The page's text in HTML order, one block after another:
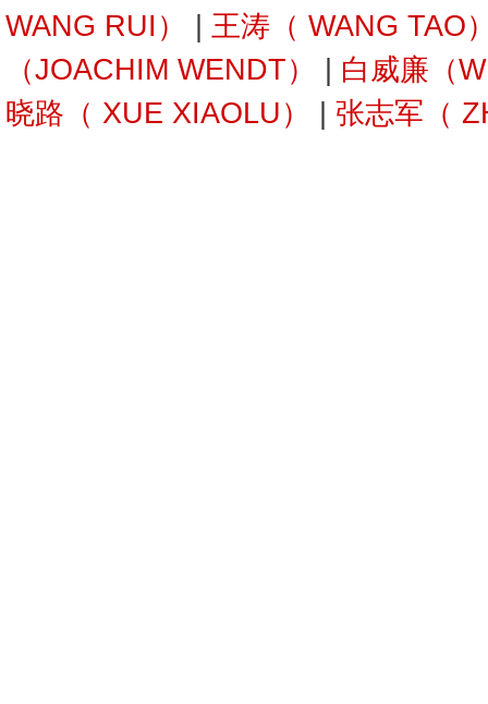
WANG RUI）
王涛（ WANG TAO
（JOACHIM WENDT）
白威廉（
晓路（ XUE XIAOLU）
张志军（